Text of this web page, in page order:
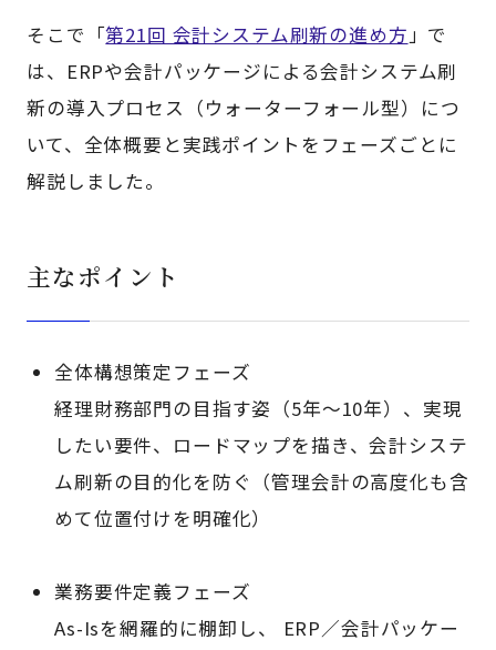
そこで「第21回 会計システム刷新の進め方 」で
は、ERPや会計パッケージによる会計システム刷
新の導入プロセス（ウォーターフォール型）につ
いて、全体概要と実践ポイントをフェーズごとに
解説しました。
主なポイント
全体構想策定フェーズ
経理財務部門の目指す姿（5年～10年）、実現
したい要件、ロードマップを描き、会計システ
ム刷新の目的化を防ぐ（管理会計の高度化も含
めて位置付けを明確化）
業務要件定義フェーズ
As-Isを網羅的に棚卸し、 ERP／会計パッケー